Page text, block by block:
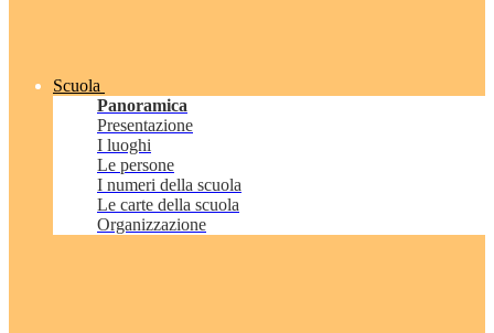
Scuola
Panoramica
Presentazione
I luoghi
Le persone
I numeri della scuola
Le carte della scuola
Organizzazione